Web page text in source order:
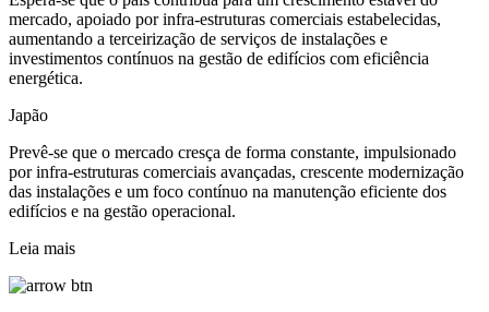
mercado, apoiado por infra-estruturas comerciais estabelecidas,
aumentando a terceirização de serviços de instalações e
investimentos contínuos na gestão de edifícios com eficiência
energética.
Japão
Prevê-se que o mercado cresça de forma constante, impulsionado
por infra-estruturas comerciais avançadas, crescente modernização
das instalações e um foco contínuo na manutenção eficiente dos
edifícios e na gestão operacional.
Leia mais